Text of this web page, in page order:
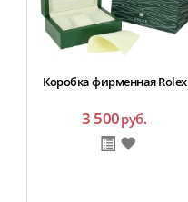
Коробка фирменная Rolex
3 500руб.